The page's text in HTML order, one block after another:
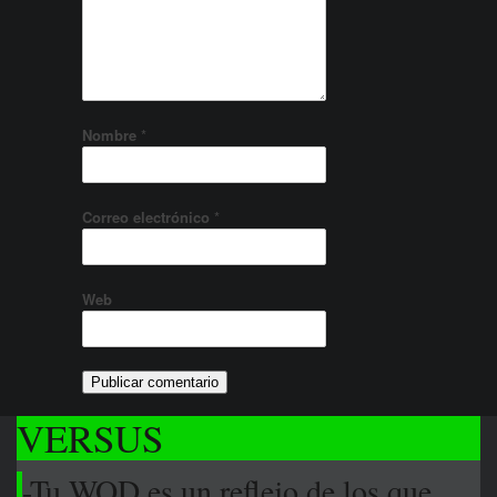
Nombre *
Correo electrónico *
Web
VERSUS